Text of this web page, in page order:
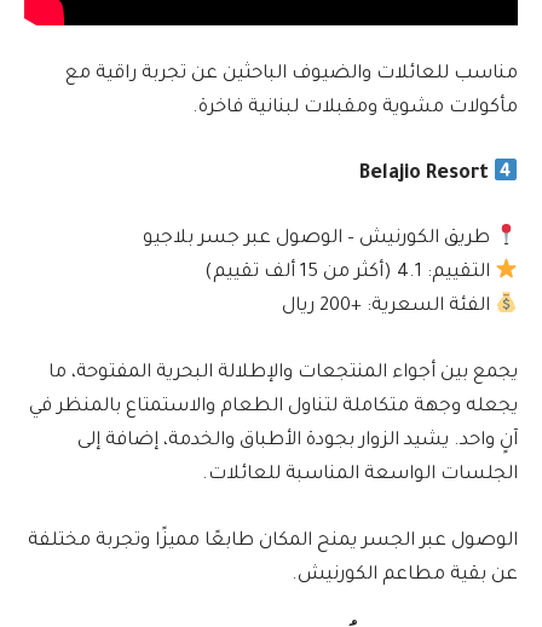
مناسب للعائلات والضيوف الباحثين عن تجربة راقية مع
مأكولات مشوية ومقبلات لبنانية فاخرة.
Belajio Resort
طريق الكورنيش – الوصول عبر جسر بلاجيو
التقييم: 4.1 (أكثر من 15 ألف تقييم)
الفئة السعرية: +200 ريال
يجمع بين أجواء المنتجعات والإطلالة البحرية المفتوحة، ما
يجعله وجهة متكاملة لتناول الطعام والاستمتاع بالمنظر في
آنٍ واحد. يشيد الزوار بجودة الأطباق والخدمة، إضافة إلى
الجلسات الواسعة المناسبة للعائلات.
الوصول عبر الجسر يمنح المكان طابعًا مميزًا وتجربة مختلفة
عن بقية مطاعم الكورنيش.